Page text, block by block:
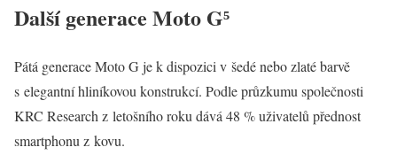
Další generace Moto G⁵
Pátá generace Moto G je k dispozici v šedé nebo zlaté barvě
s elegantní hliníkovou konstrukcí. Podle průzkumu společnosti
KRC Research z letošního roku dává 48 % uživatelů přednost
smartphonu z kovu.